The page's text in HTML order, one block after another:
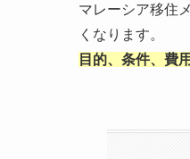
マレーシア移住
くなります。
目的、条件、費